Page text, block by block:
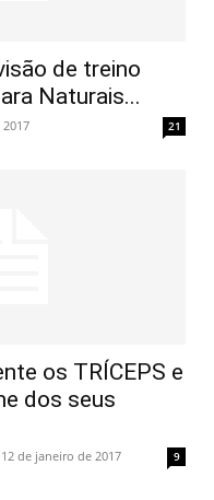
de treino
Naturais...
21
os TRÍCEPS e
dos seus
12 de janeiro de 2017 9